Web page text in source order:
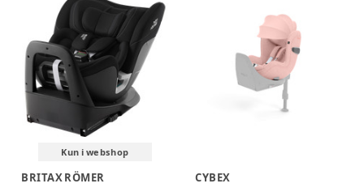
Kun i webshop
BRITAX RÖMER
CYBEX